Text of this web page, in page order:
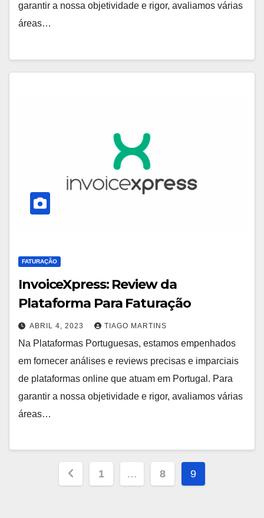
garantir a nossa objetividade e rigor, avaliamos várias
áreas…
FATURAÇÃO
InvoiceXpress: Review da
Plataforma Para Faturação
ABRIL 4, 2023 TIAGO MARTINS
Na Plataformas Portuguesas, estamos empenhados
em fornecer análises e reviews precisas e imparciais
de plataformas online que atuam em Portugal. Para
garantir a nossa objetividade e rigor, avaliamos várias
áreas…
Paginação
1 … 8 9